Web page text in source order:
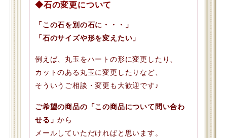
◆石の変更について
「この石を別の石に・・・」
「石のサイズや形を変えたい」
例えば、丸玉をハートの形に変更したり、
カットのある丸玉に変更したりなど、
そういうご相談・変更も大歓迎です♪
ご希望の商品の「この商品について問い合わ
せる」から
メールしていただければと思います。